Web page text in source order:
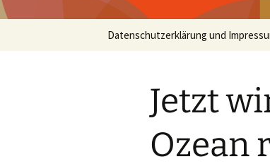
Datenschutzerklärung und
Jetzt
Ozean